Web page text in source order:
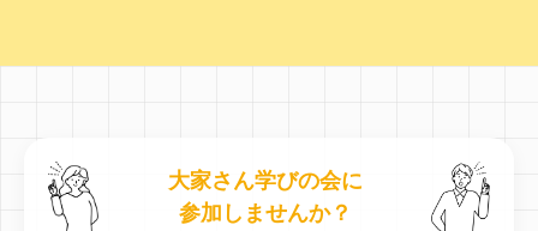
大家さん学びの会に
参加しませんか？